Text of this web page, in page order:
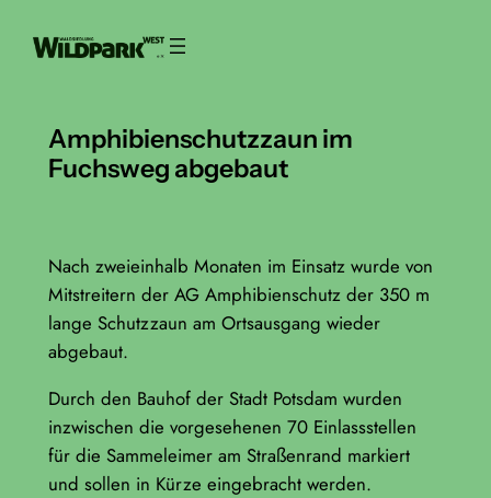
Inhalt
Amphibienschutzzaun im
Fuchsweg abgebaut
Nach zweieinhalb Monaten im Einsatz wurde von
Mitstreitern der AG Amphibienschutz der 350 m
lange Schutzzaun am Ortsausgang wieder
abgebaut.
Durch den Bauhof der Stadt Potsdam wurden
inzwischen die vorgesehenen 70 Einlassstellen
für die Sammeleimer am Straßenrand markiert
und sollen in Kürze eingebracht werden.